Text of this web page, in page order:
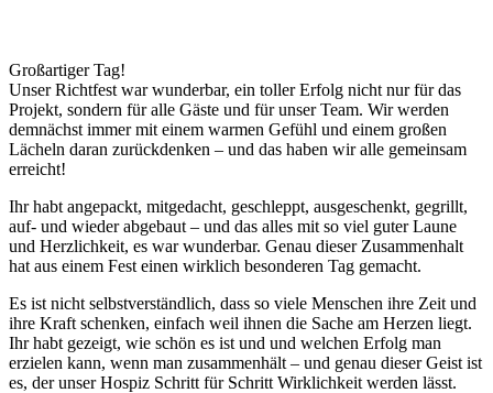
Großartiger Tag!
Unser Richtfest war wunderbar, ein toller Erfolg nicht nur für das
Projekt, sondern für alle Gäste und für unser Team. Wir werden
demnächst immer mit einem warmen Gefühl und einem großen
Lächeln daran zurückdenken – und das haben wir alle gemeinsam
erreicht!
Ihr habt angepackt, mitgedacht, geschleppt, ausgeschenkt, gegrillt,
auf- und wieder abgebaut – und das alles mit so viel guter Laune
und Herzlichkeit, es war wunderbar. Genau dieser Zusammenhalt
hat aus einem Fest einen wirklich besonderen Tag gemacht.
Es ist nicht selbstverständlich, dass so viele Menschen ihre Zeit und
ihre Kraft schenken, einfach weil ihnen die Sache am Herzen liegt.
Ihr habt gezeigt, wie schön es ist und und welchen Erfolg man
erzielen kann, wenn man zusammenhält – und genau dieser Geist ist
es, der unser Hospiz Schritt für Schritt Wirklichkeit werden lässt.